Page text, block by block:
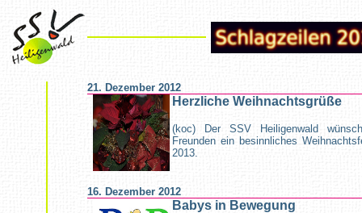
21. Dezember 2012
Herzliche Weihnachtsgrüße
(koc)
Der SSV Heiligenwald
Freunden ein besinnliches
2013.
16. Dezember 2012
Babys in Bewegung